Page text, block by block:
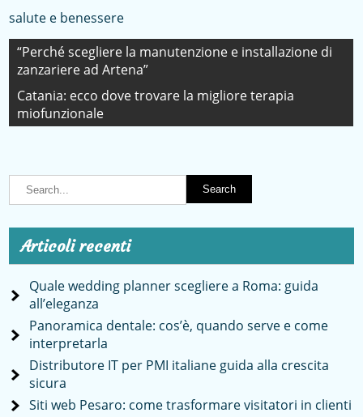
salute e benessere
Navigazione
articoli
“Perché scegliere la manutenzione e installazione di
zanzariere ad Artena”
Catania: ecco dove trovare la migliore terapia
miofunzionale
Articoli recenti
Quale wedding planner scegliere a Roma: guida
all’eleganza
Panoramica dentale: cos’è, quando serve e come
interpretarla
Distributore IT per PMI italiane guida alla crescita
sicura
Siti web Pesaro: come trasformare visitatori in clienti